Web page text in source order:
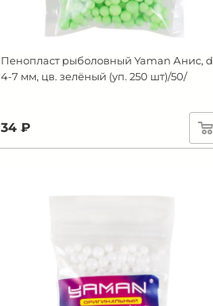
Пенопласт рыболовный Yaman Анис, d
4-7 мм, цв. зелёный (уп. 250 шт)/50/
34 ₽